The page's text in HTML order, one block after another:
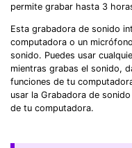
permite grabar hasta 3
Esta grabadora de sonido
computadora o un
sonido. Puedes usar
mientras grabas el sonido,
funciones de tu
usar la Grabadora de
de tu computadora.